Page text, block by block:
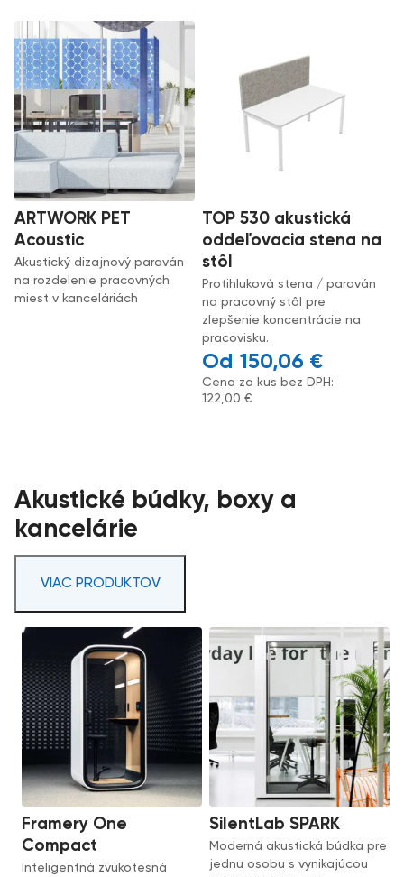
ARTWORK PET
Acoustic
Akustický dizajnový paraván
na rozdelenie pracovných
miest v kanceláriách
TOP 530 akustická
oddeľovacia stena na
stôl
Protihluková stena / paraván
na pracovný stôl pre
zlepšenie koncentrácie na
pracovisku.
150,06 €
Cena za kus bez DPH:
122,00 €
Akustické búdky, boxy a
kancelárie
VIAC PRODUKTOV
Framery One
Compact
Inteligentná zvukotesná
SilentLab SPARK
Moderná akustická búdka pre
jednu osobu s vynikajúcou